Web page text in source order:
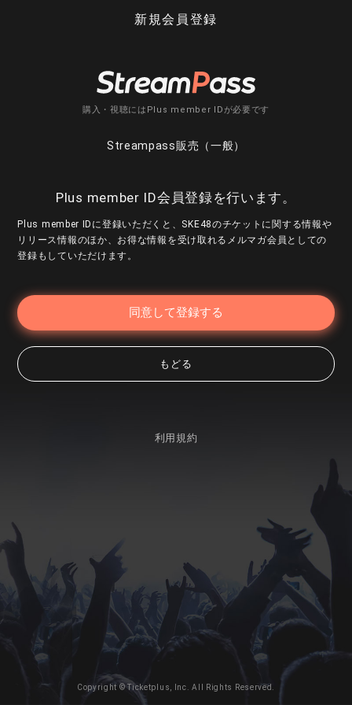
新規会員登録
購入・視聴にはPlus member IDが必要です
Streampass販売（一般）
Plus member ID会員登録を行います。
Plus member IDに登録いただくと、SKE48のチケットに関する情報や
リリース情報のほか、お得な情報を受け取れるメルマガ会員としての
登録もしていただけます。
もどる
利用規約
Copyright © Ticketplus, Inc. All Rights Reserved.